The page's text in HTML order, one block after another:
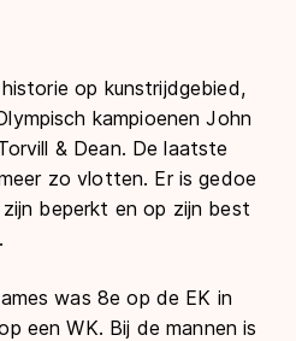
op kunstrijdgebied,
kampioenen John
& Dean. De laatste
zo vlotten. Er is gedoe
beperkt en op zijn best
was 8e op de EK in
een WK. Bij de mannen is